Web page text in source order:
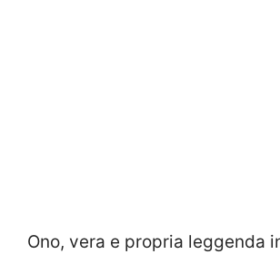
Ono, vera e propria leggenda